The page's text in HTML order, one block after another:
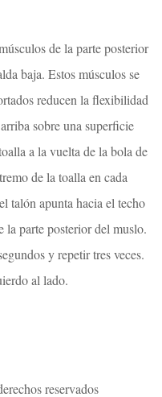
de la parte posterior
baja. Estos músculos se
reducen la flexibilidad
sobre una superficie
a la vuelta de la bola de
de la toalla en cada
talón apunta hacia el techo
la parte posterior del muslo.
y repetir tres veces.
al lado.
reservados